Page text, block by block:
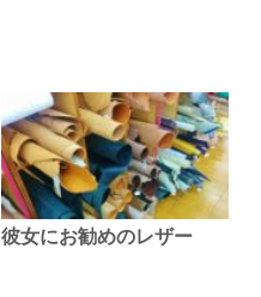
彼女にお勧めのレザー